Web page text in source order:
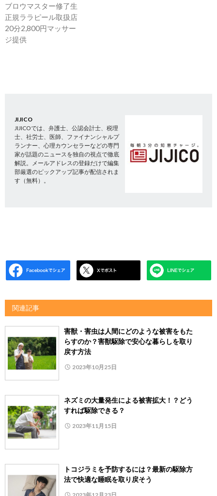
ブロウマスター修了生
正規ララピール取扱店
20分2,800円マッサー
ジ提供
JIJICO
JIJICOでは、弁護士、公認会計士、税理
士、社労士、医師、ファイナンシャルプ
ランナー、心理カウンセラーなどの専門
家が話題のニュースを独自の視点で徹底
解説。メールアドレスの登録だけで編集
部厳選のピックアップ記事が配信されま
す（無料）。
関連記事
害獣・害虫は人間にどのような被害をもた
らすのか？害獣駆除で安心な暮らしを取り
戻す方法
2023年10月25日
ネズミの大量発生による被害拡大！？どう
すれば駆除できる？
2023年11月15日
トコジラミを予防するには？最新の駆除方
法で快適な睡眠を取り戻そう